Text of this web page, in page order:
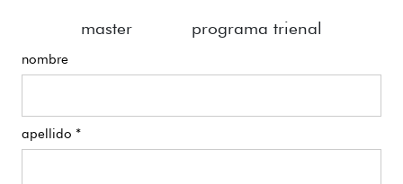
master programa trienal
nombre
apellido *